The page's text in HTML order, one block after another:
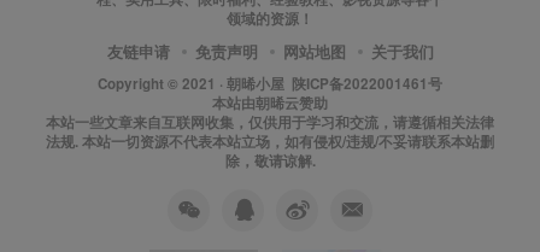
领域的资源！
友链申请 免责声明 网站地图 关于我们
Copyright © 2021 · 朝晞小屋 陕ICP备2022001461号
本站由朝晞云赞助
本站一些文章来自互联网收集，仅供用于学习和交流，请遵循相关法律
法规. 本站一切资源不代表本站立场，如有侵权/违规/不妥请联系本站删
除，敬请谅解.